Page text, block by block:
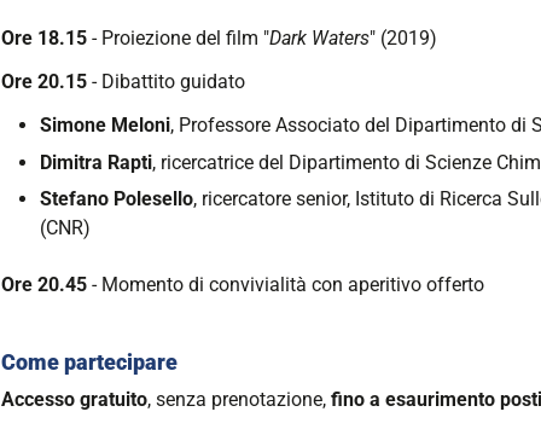
Ore 18.15 - Proiezione del film "Dark Waters" (2019)
Ore 20.15 - Dibattito guidato
Simone Meloni, Professore Associato del Dipartimento di
Dimitra Rapti, ricercatrice del Dipartimento di Scienze
Stefano Polesello, ricercatore senior, Istituto di Ricerca
(CNR)
Ore 20.45 - Momento di convivialità con aperitivo offerto
Come partecipare
Accesso gratuito, senza prenotazione, fino a esaurimento